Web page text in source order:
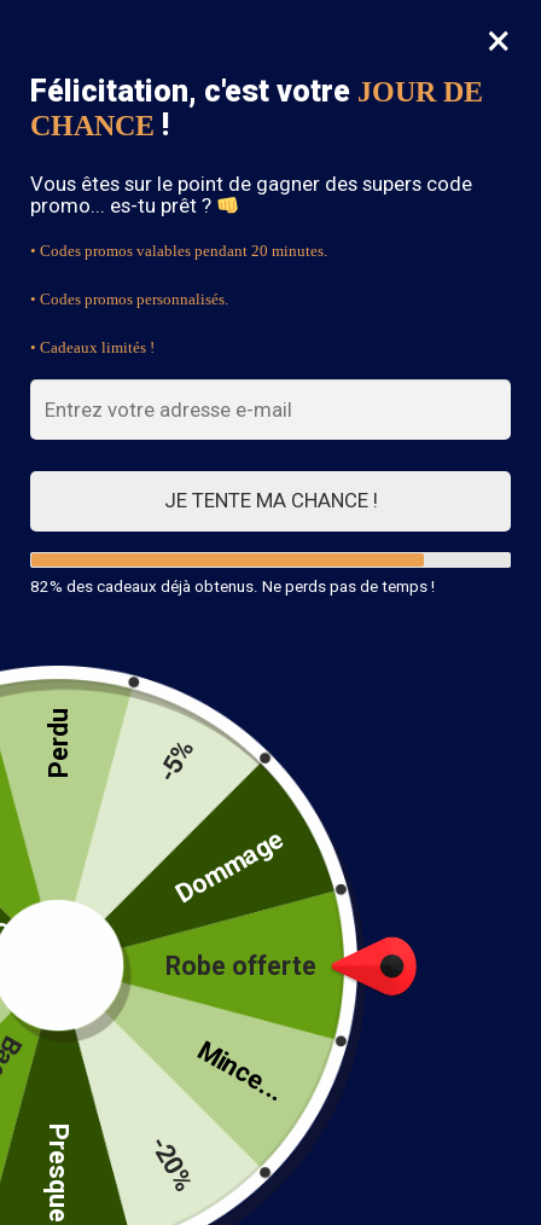
0
SOLDES : -15% sur toute la boutique avec le code « BOHEME15 »
Bracelet Bohème Jonc
28 en stock
Ajouter au panier
30 jours pour retourner votre produit
Expédié en 48 heures
×
Félicitation, c'est votre JOUR DE
CHANCE !
Vous êtes sur le point de gagner des supers code
promo... es-tu prêt ?
• Codes promos valables pendant 20 minutes.
• Codes promos personnalisés.
• Cadeaux limités !
JE TENTE MA CHANCE !
82% des cadeaux déjà obtenus. Ne perds pas de temps !
Robe offerte
Mince...
-20%
Presque
Perdu -5%
Dommage